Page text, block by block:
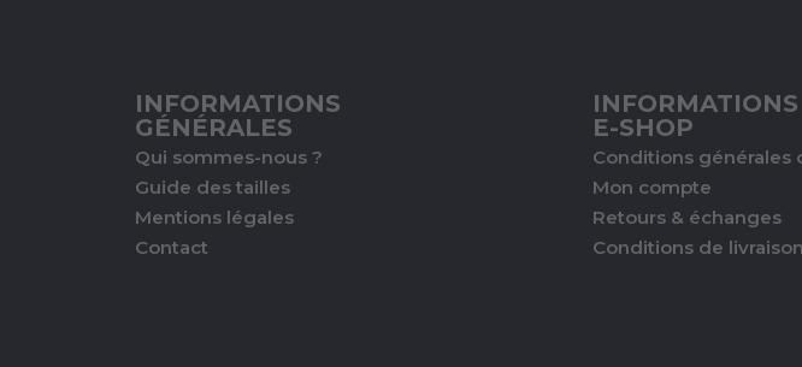
INFORMATIONS
GÉNÉRALES
Qui sommes-nous ?
Guide des tailles
Mentions légales
Contact
INFORMATIONS
E-SHOP
Conditions générales
Mon compte
Retours & échanges
Conditions de livraison